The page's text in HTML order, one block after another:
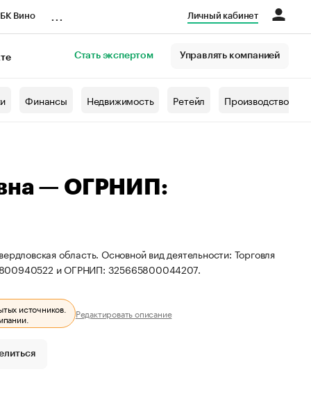
Вино Личный кабинет
Стать экспертом Управлять компанией
Финансы Недвижимость Ретейл Производство
— ОГРНИП:
область. Основной вид деятельности: Торговля
и ОГРНИП: 325665800044207.
источников.
Редактировать описание